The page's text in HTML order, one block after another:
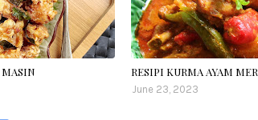
MASIN RESIPI KURMA AYAM
June 23, 2023